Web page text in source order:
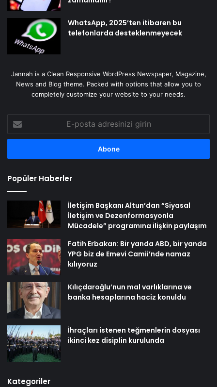
WhatsApp, 2025’ten itibaren bu
telefonlarda desteklenmeyecek
Jannah is a Clean Responsive WordPress Newspaper, Magazine,
News and Blog theme. Packed with options that allow you to
completely customize your website to your needs.
posta
adresinizi
Popüler Haberler
İletişim Başkanı Altun’dan “Siyasal
İletişim ve Dezenformasyonla
Mücadele” programına ilişkin paylaşım
Fatih Erbakan: Bir yanda ABD, bir yanda
YPG biz de Emevi Camii’nde namaz
kılıyoruz
Kılıçdaroğlu’nun mal varlıklarına ve
banka hesaplarına haciz konuldu
İhraçları istenen teğmenlerin dosyası
ikinci kez disiplin kurulunda
Kategoriler